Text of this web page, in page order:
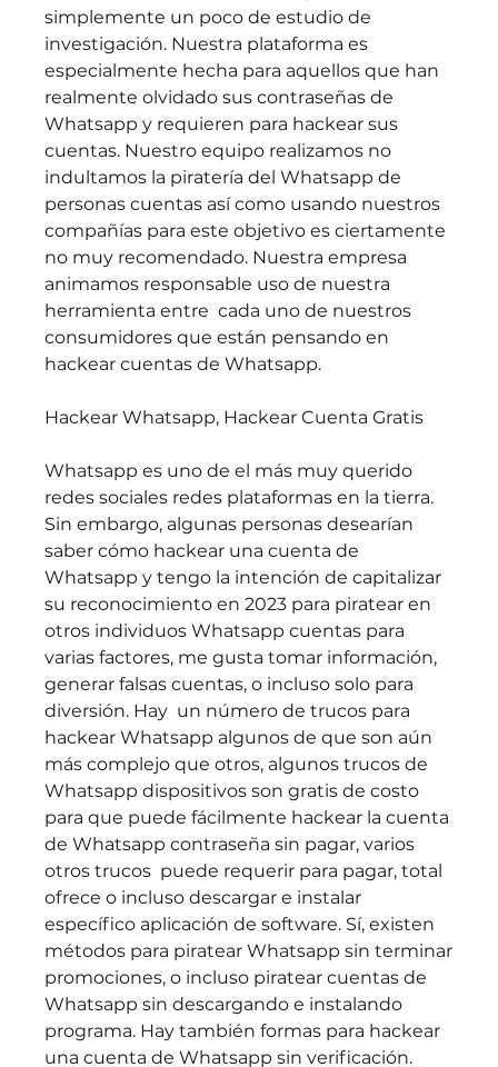
simplemente un poco de estudio de
investigación. Nuestra plataforma es
especialmente hecha para aquellos que han
realmente olvidado sus contraseñas de
Whatsapp y requieren para hackear sus
cuentas. Nuestro equipo realizamos no
indultamos la piratería del Whatsapp de
personas cuentas así como usando nuestros
compañías para este objetivo es ciertamente
no muy recomendado. Nuestra empresa
animamos responsable uso de nuestra
herramienta entre  cada uno de nuestros
consumidores que están pensando en
hackear cuentas de Whatsapp.
Hackear Whatsapp, Hackear Cuenta Gratis
Whatsapp es uno de el más muy querido
redes sociales redes plataformas en la tierra.
Sin embargo, algunas personas desearían
saber cómo hackear una cuenta de
Whatsapp y tengo la intención de capitalizar
su reconocimiento en 2023 para piratear en
otros individuos Whatsapp cuentas para
varias factores, me gusta tomar información,
generar falsas cuentas, o incluso solo para
diversión. Hay  un número de trucos para
hackear Whatsapp algunos de que son aún
más complejo que otros, algunos trucos de
Whatsapp dispositivos son gratis de costo
para que puede fácilmente hackear la cuenta
de Whatsapp contraseña sin pagar, varios
otros trucos  puede requerir para pagar, total
ofrece o incluso descargar e instalar
específico aplicación de software. Sí, existen
métodos para piratear Whatsapp sin terminar
promociones, o incluso piratear cuentas de
Whatsapp sin descargando e instalando
programa. Hay también formas para hackear
una cuenta de Whatsapp sin verificación.